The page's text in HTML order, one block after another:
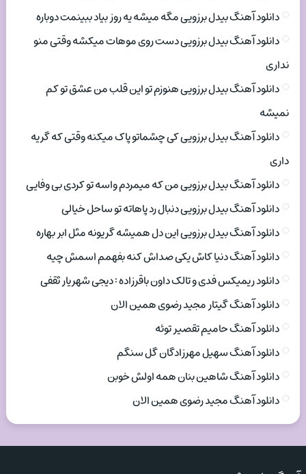
دانلود آهنگ بیدل برزویی مگه میشه یه روز بیاد ببینمت دوباره
دانلود آهنگ بیدل برزویی دست روی موهات میکشه وقتی منو
نداری
دانلود آهنگ بیدل برزویی هنوزم تو این قلب من عشق تو کم
نمیشه
دانلود آهنگ بیدل برزویی کی چشماتو پاک میکنه وقتی که گریه
داری
دانلود آهنگ بیدل برزویی من که میمردم واسه تو کردی بی وفایی
دانلود آهنگ بیدل برزویی دنبال رد پاهاته تو ساحل خیالی
دانلود آهنگ بیدل برزویی این دل همیشه گریونه مثل ابر بهاره
دانلود آهنگ دنیا کاش یکی صداش کنه بفهمم اسمش چیه
دانلود ریمیکس فدی و تالک داون باقرزاده : دیجی شهریار ثقفی
دانلود آهنگ گیتار مجید رضوی همین الان
دانلود آهنگ حامیم تقصیر توئه
دانلود آهنگ سهیل مهرزادگان گل سنگم
دانلود آهنگ شاهین بنان همه اولش خوبن
دانلود آهنگ مجید رضوی همین الان